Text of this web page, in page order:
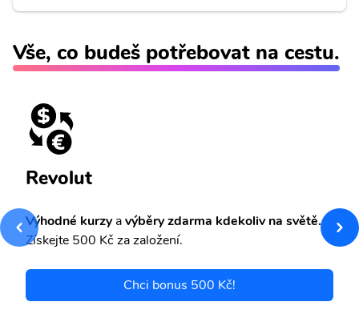
Vše, co budeš potřebovat na cestu.
Revolut
Výhodné kurzyavýběry zdarma kdekoliv na světě.
Získejte 500 Kč za založení.
Chci bonus 500 Kč!